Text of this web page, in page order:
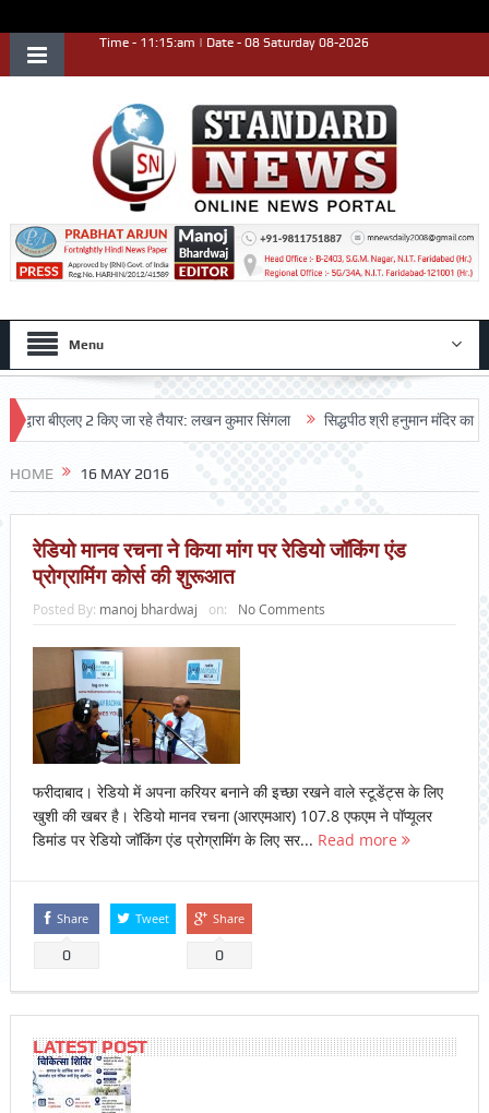
Time - 11:15:am | Date - 08 Saturday 08-2026
Menu
बीएलए 2 किए जा रहे तैयार: लखन कुमार सिंगला सिद्धपीठ श्री हनुमान मंदिर का
HOME 16 MAY 2016
रेडियो मानव रचना ने किया मांग पर रेडियो जॉकिंग एंड
प्रोग्रामिंग कोर्स की शुरूआत
Posted By: manoj bhardwaj on: No Comments
फरीदाबाद। रेडियो में अपना करियर बनाने की इच्छा रखने वाले स्टूडेंट्स के लिए
खुशी की खबर है। रेडियो मानव रचना (आरएमआर) 107.8 एफएम ने पॉप्यूलर
डिमांड पर रेडियो जॉकिंग एंड प्रोग्रामिंग के लिए सर... Read more
Share
0
Tweet Share
0
LATEST POST